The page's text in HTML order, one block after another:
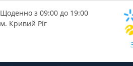
Щоденно з 09:00 до 19:00
м. Кривий Ріг